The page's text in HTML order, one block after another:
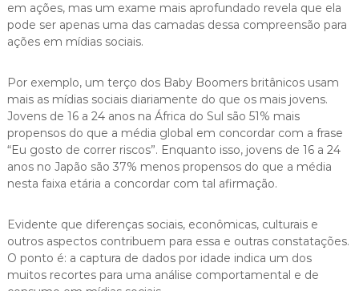
em ações, mas um exame mais aprofundado revela que ela
pode ser apenas uma das camadas dessa compreensão para
ações em mídias sociais.
Por exemplo, um terço dos Baby Boomers britânicos usam
mais as mídias sociais diariamente do que os mais jovens.
Jovens de 16 a 24 anos na África do Sul são 51% mais
propensos do que a média global em concordar com a frase
“Eu gosto de correr riscos”. Enquanto isso, jovens de 16 a 24
anos no Japão são 37% menos propensos do que a média
nesta faixa etária a concordar com tal afirmação.
Evidente que diferenças sociais, econômicas, culturais e
outros aspectos contribuem para essa e outras constatações.
O ponto é: a captura de dados por idade indica um dos
muitos recortes para uma análise comportamental e de